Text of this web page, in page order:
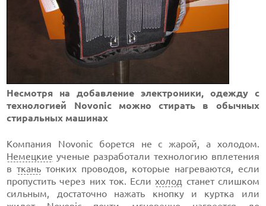
Несмотря на добавление электроники, одежду с
технологией Novonic можно стирать в обычных
стиральных машинах
Компания Novonic борется не с жарой, а холодом.
Немецкие ученые разработали технологию вплетения
вткань тонких проводов, которые нагреваются, если
пропустить через них ток. Еслихолод станет слишком
сильным, достаточно нажать кнопку и куртка или